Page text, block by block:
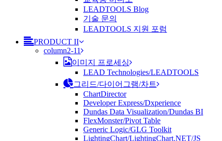
LEADTOOLS Blog
기술 문의
LEADTOOLS 지원 포럼
PRODUCT II
column2-11
이미지 프로세싱
LEAD Technologies/LEADTOOLS
그리드/다이어그램/차트
ChartDirector
Developer Express/Dxperience
Dundas Data Visualization/Dundas BI
FlexMonster/Pivot Table
Generic Logic/GLG Toolkit
LightingChart/LightingChart.NET/JS